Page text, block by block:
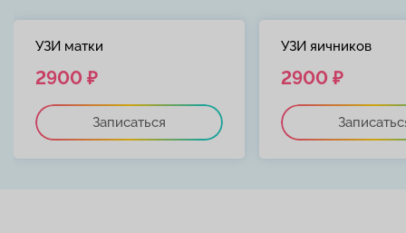
УЗИ матки
2900 ₽
Записаться
УЗИ яичников
2900 ₽